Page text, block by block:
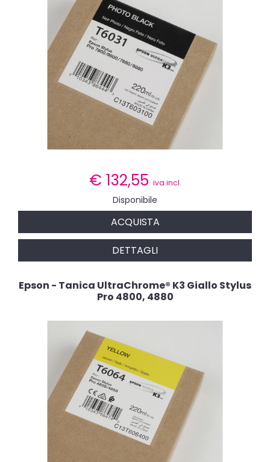
€ 132,55 iva incl.
Disponibile
ACQUISTA
DETTAGLI
Epson - Tanica UltraChrome® K3 Giallo Stylus
Pro 4800, 4880